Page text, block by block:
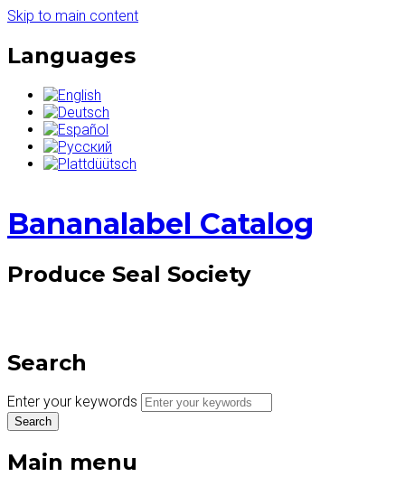
Skip to main content
Languages
Bananalabel Catalog
Produce Seal Society
Search
Enter your keywords
Main menu